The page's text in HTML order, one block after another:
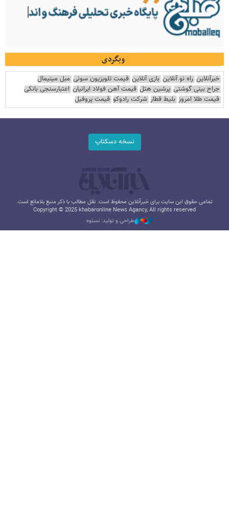
وبگردی
خبرآنلاین راه نو آنلاین بازی آنلاین قیمت تلویزیون سونی مبل مینیمال
جراح بینی گوشتی پرشین هتل قیمت آهن فولاد ایرانیان اعتبارسنجی بانکی
قیمت طلا امروز بلیط قطار شرکت رادوکو قیمت پروفیل
نسخه دسکتاپ
تمامی حقوق این سایت برای خبرآنلاین محفوظ است. نقل مطالب با ذکر منبع بلامانع است.
Copyright © 2025 khabaronline News Agancy, All rights reserved
طراحی و تولید: نستوه